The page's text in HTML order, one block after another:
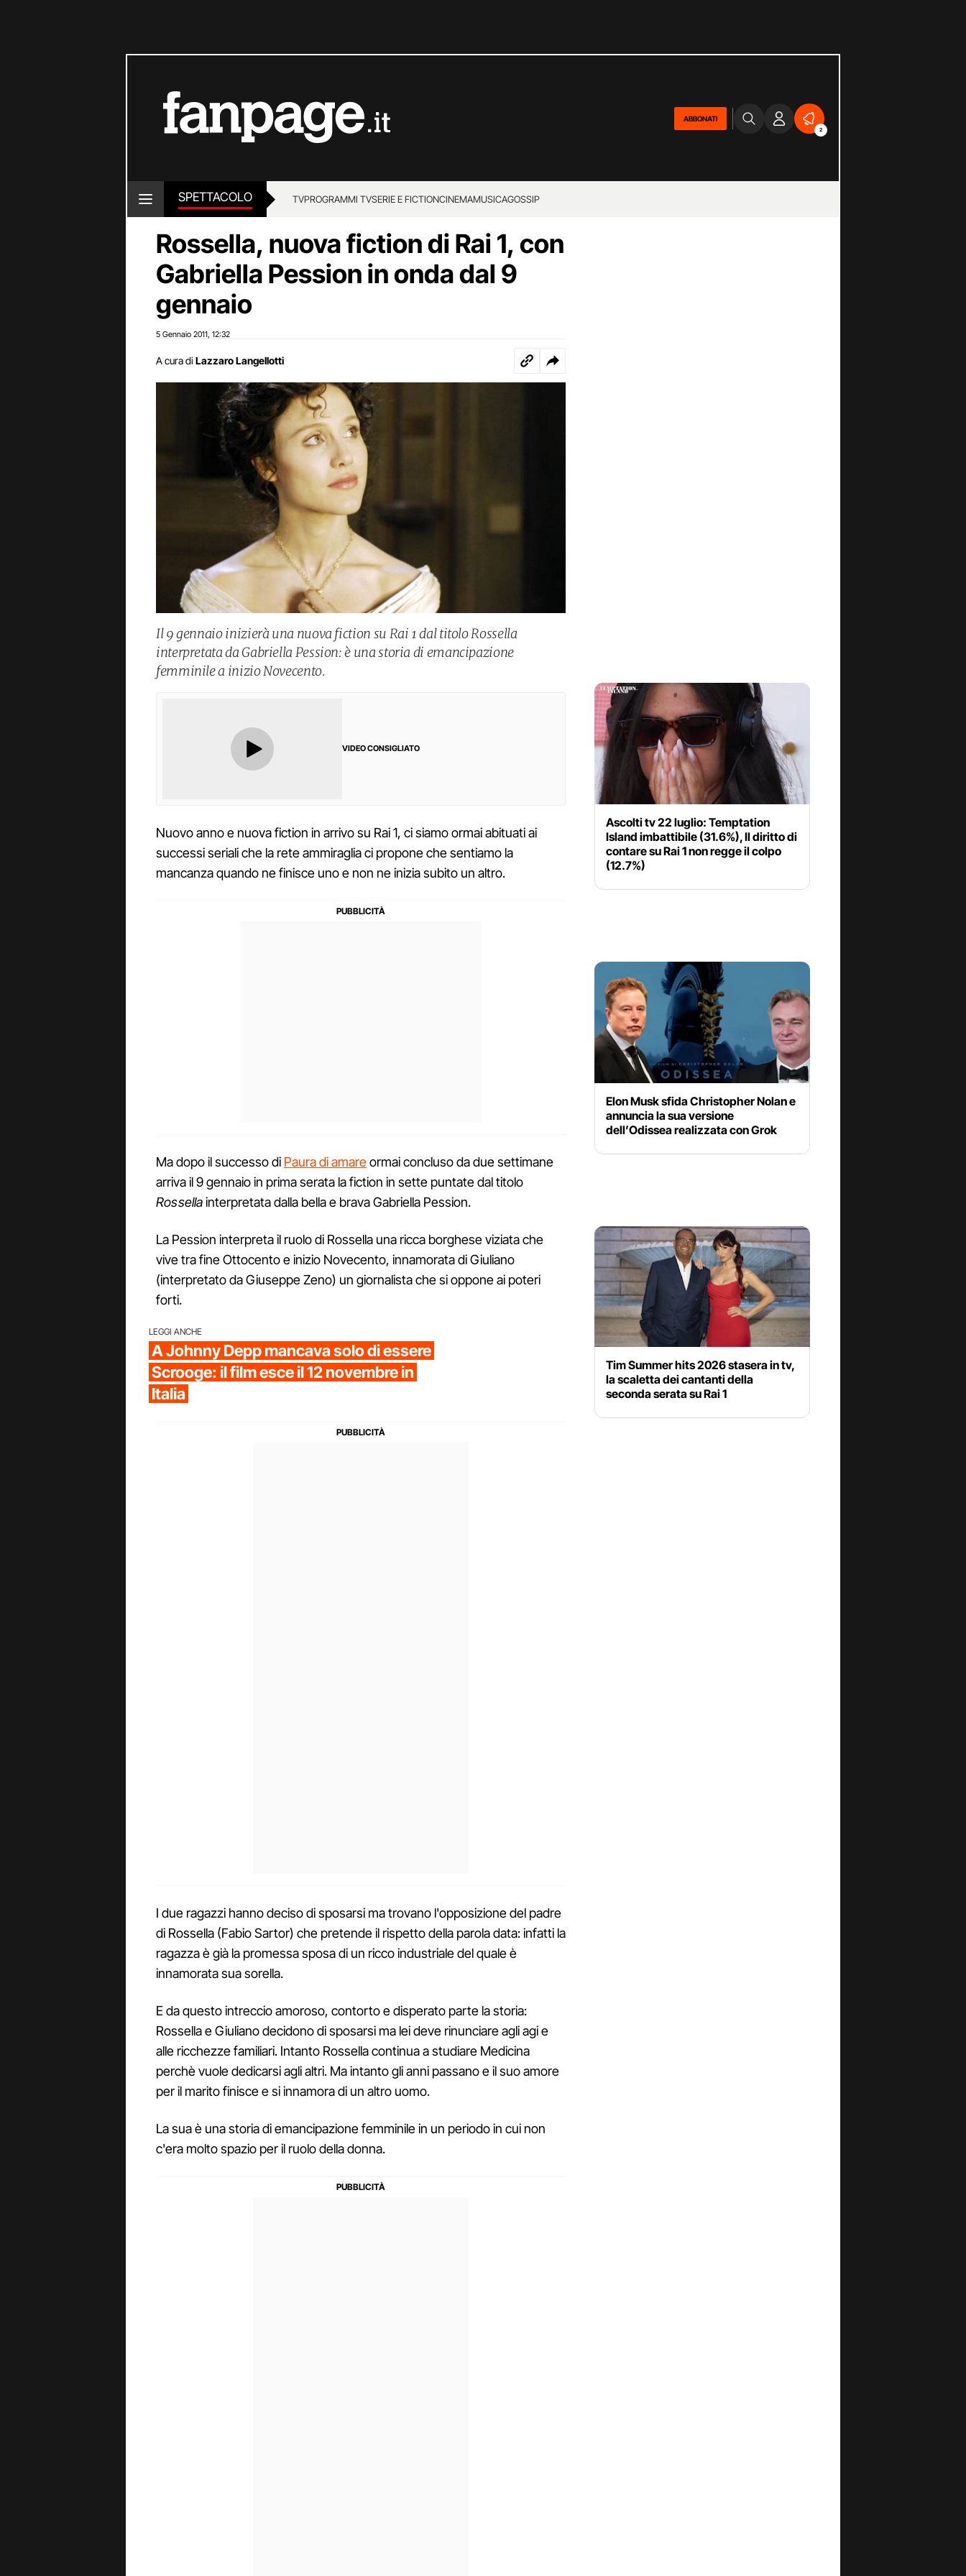
ABBONATI
2
SPETTACOLO TVPROGRAMMI TVSERIE E FICTIONCINEMAMUSICAGOSSIP
Rossella, nuova fiction di Rai 1, con
Gabriella Pession in onda dal 9
gennaio
5 Gennaio 2011 12:32
A cura di Lazzaro Langellotti
Il 9 gennaio inizierà una nuova fiction su Rai 1 dal titolo Rossella
interpretata da Gabriella Pession: è una storia di emancipazione
femminile a inizio Novecento.
VIDEO CONSIGLIATO
Nuovo anno e nuova fiction in arrivo su Rai 1, ci siamo ormai abituati ai
successi seriali che la rete ammiraglia ci propone che sentiamo la
mancanza quando ne finisce uno e non ne inizia subito un altro.
Ma dopo il successo di Paura di amareormai concluso da due settimane
arriva il 9 gennaio in prima serata la fiction in sette puntate dal titolo
Rossellainterpretata dalla bella e brava Gabriella Pession.
La Pession interpreta il ruolo di Rossella una ricca borghese viziata che
vive tra fine Ottocento e inizio Novecento, innamorata di Giuliano
(interpretato da Giuseppe Zeno) un giornalista che si oppone ai poteri
forti.
LEGGI ANCHE
A Johnny Depp mancava solo di essere
Scrooge: il film esce il 12 novembre in
Italia
I due ragazzi hanno deciso di sposarsi ma trovano l'opposizione del padre
di Rossella (Fabio Sartor) che pretende il rispetto della parola data: infatti la
ragazza è già la promessa sposa di un ricco industriale del quale è
innamorata sua sorella.
E da questo intreccio amoroso, contorto e disperato parte la storia:
Rossella e Giuliano decidono di sposarsi ma lei deve rinunciare agli agi e
alle ricchezze familiari. Intanto Rossella continua a studiare Medicina
perchè vuole dedicarsi agli altri. Ma intanto gli anni passano e il suo amore
per il marito finisce e si innamora di un altro uomo.
La sua è una storia di emancipazione femminile in un periodo in cui non
c'era molto spazio per il ruolo della donna.
Ascolti tv 22 luglio: Temptation
Island imbattibile (31.6%), Il diritto di
contare su Rai 1 non regge il colpo
(12.7%)
Elon Musk sfida Christopher Nolan e
annuncia la sua versione
dell’Odissea realizzata con Grok
Tim Summer hits 2026 stasera in tv,
la scaletta dei cantanti della
seconda serata su Rai 1